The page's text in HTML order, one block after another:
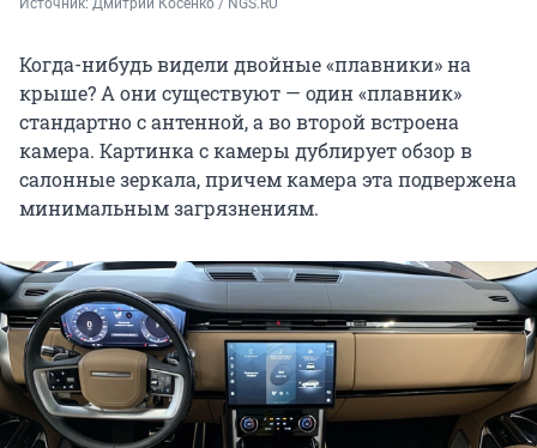
Источник: Дмитрий Косенко / NGS.RU
Когда-нибудь видели двойные «плавники» на
крыше? А они существуют — один «плавник»
стандартно с антенной, а во второй встроена
камера. Картинка с камеры дублирует обзор в
салонные зеркала, причем камера эта подвержена
минимальным загрязнениям.